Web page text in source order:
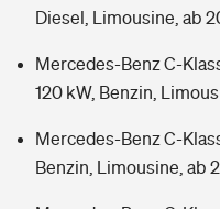
Diesel, Limousine, ab
Mercedes-Benz C-
120 kW, Benzin,
Mercedes-Benz C-
Benzin, Limousine, ab